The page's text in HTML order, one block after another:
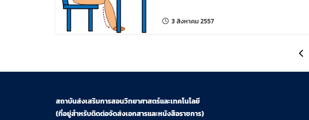
3 สิงหาคม 2557แก้ไขล่าสุดเมื่อ:
สถาบันส่งเสริมการสอนวิทยาศาสตร์และเทคโนโลยี
(ที่อยู่สำหรับติดต่อจัดส่งเอกสารและหนังสือราชการ)